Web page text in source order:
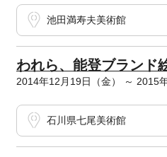
池田満寿夫美術館
われら、能登ブランド
2014年12月19日（金） ～ 2015
石川県七尾美術館